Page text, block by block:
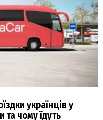
українців у
та чому їдуть